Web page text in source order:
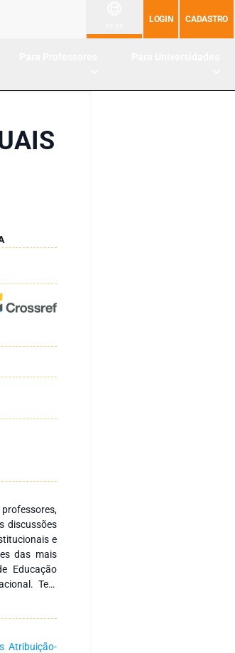
LOGIN CADASTRO
discussões
e
das mais
Educação
Tem
com
de
pelo
Atribuição-